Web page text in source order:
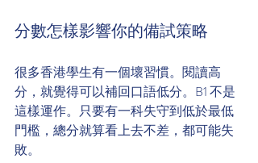
分數怎樣影響你的備試策略
很多香港學生有一個壞習慣。閱讀高
分，就覺得可以補回口語低分。B1 不是
這樣運作。只要有一科失守到低於最低
門檻，總分就算看上去不差，都可能失
敗。